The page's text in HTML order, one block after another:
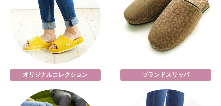
オリジナルコレクション ブランドスリッパ